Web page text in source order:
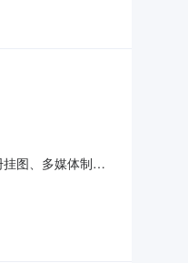
图、多媒体制作
殊情况的银行、